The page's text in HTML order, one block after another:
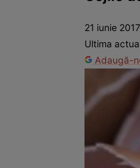
Prevenție și tratamentRemedii
21 iunie
Ultima
Adaugă-